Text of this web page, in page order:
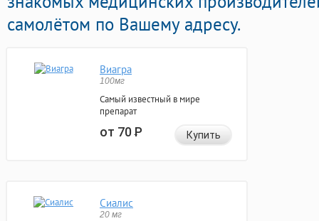
самолётом по Вашему адресу.
Виагра
100мг
Самый известный в мире
препарат
от 70Р Купить
Сиалис
20 мг